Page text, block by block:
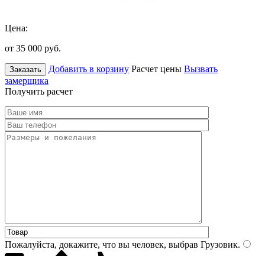
Цена:
от 35 000 руб.
Заказать Добавить в корзину Расчет цены Вызвать
замерщика
Получить расчет
Пожалуйста, докажите, что вы человек, выбрав Грузовик.